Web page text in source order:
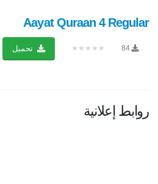
Aayat Quraan 4 Regular
84
★★★★★ تحميل
روابط إعلانية